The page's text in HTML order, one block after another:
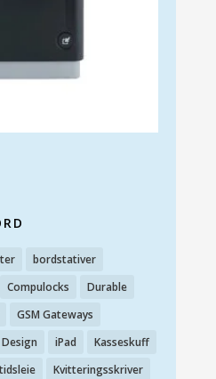
bordstativer
Compulocks
Durable
GSM Gateways
iPad
Kasseskuff
Kvitteringsskriver